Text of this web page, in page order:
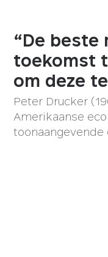
“De beste
toekomst
om deze
Peter Drucker
Amerikaanse